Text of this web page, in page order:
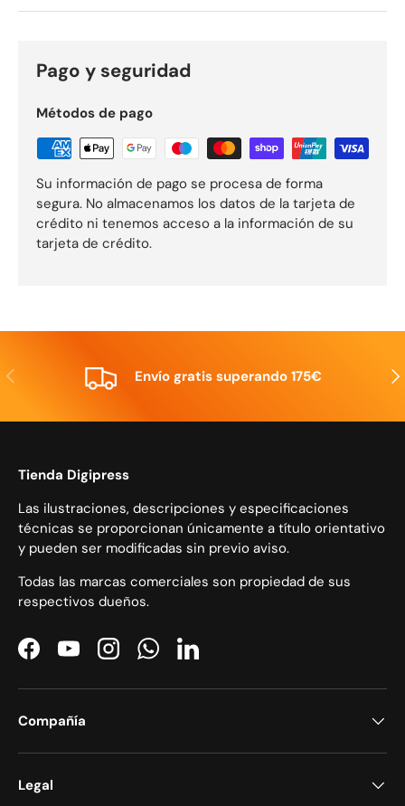
Pago y seguridad
Métodos de pago
Su información de pago se procesa de forma
segura. No almacenamos los datos de la tarjeta de
crédito ni tenemos acceso a la información de su
tarjeta de crédito.
Anterior Envío gratis superando 175€
Tienda Digipress
Las ilustraciones, descripciones y especificaciones
técnicas se proporcionan únicamente a título orientativo
y pueden ser modificadas sin previo aviso.
Todas las marcas comerciales son propiedad de sus
respectivos dueños.
FacebookYouTubeInstagramWhatsAppLinkedIn
Compañía
Legal